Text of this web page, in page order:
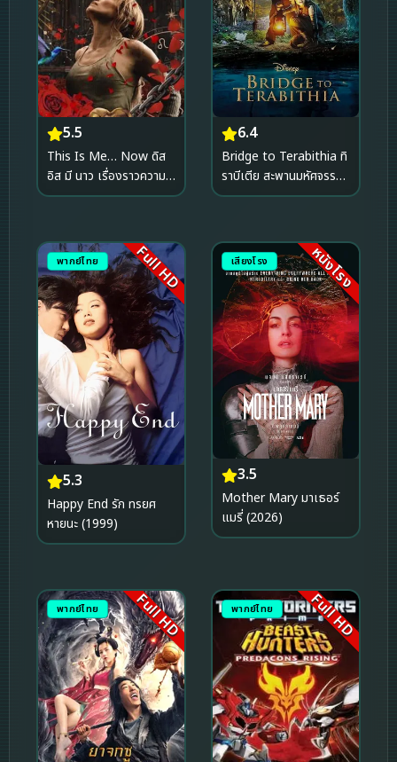
5.5
This Is Me… Now ดิส
อิส มี นาว เรื่องราวความ
รัก (2024)
6.4
Bridge to Terabithia ทิ
ราบีเตีย สะพานมหัศจรรย์
(2007)
พากย์ไทย Full HD
5.3
Happy End รัก ทรยศ
หายนะ (1999)
เสียงโรง หนังโรง
3.5
Mother Mary มาเธอร์
แมรี่ (2026)
พากย์ไทย Full HD พากย์ไทย Full HD